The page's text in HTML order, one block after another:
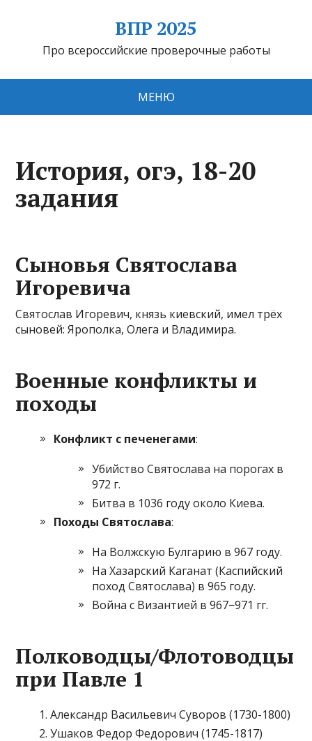
ВПР 2025
Про всероссийские проверочные работы
МЕНЮ
История, огэ, 18-20
задания
Сыновья Святослава
Игоревича
Святослав Игоревич, князь киевский, имел трёх
сыновей: Ярополка, Олега и Владимира.
Военные конфликты и
походы
Конфликт с печенегами:
Убийство Святослава на порогах в
972 г.
Битва в 1036 году около Киева.
Походы Святослава:
На Волжскую Булгарию в 967 году.
На Хазарский Каганат (Каспийский
поход Святослава) в 965 году.
Война с Византией в 967−971 гг.
Полководцы/Флотоводцы
при Павле 1
Александр Васильевич Суворов (1730-1800)
Ушаков Федор Федорович (1745-1817)